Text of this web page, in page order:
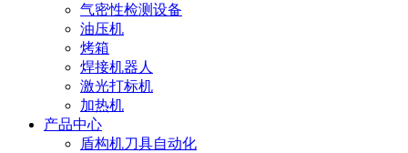
气密性检测设备
油压机
烤箱
焊接机器人
激光打标机
加热机
产品中心
盾构机刀具自动化